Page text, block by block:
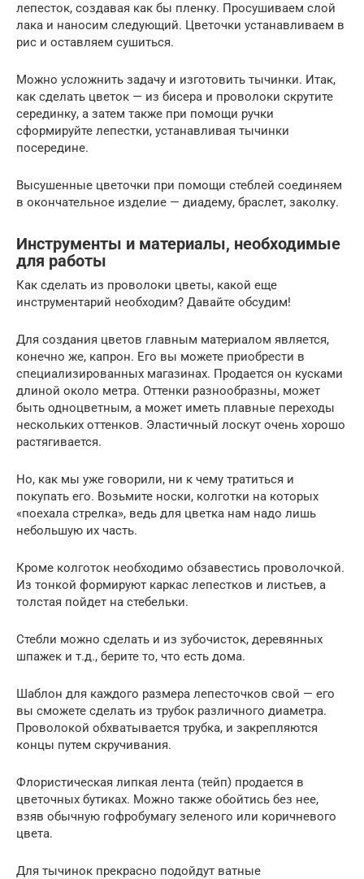
лепесток, создавая как бы пленку. Просушиваем слой
лака и наносим следующий. Цветочки устанавливаем в
рис и оставляем сушиться.
Можно усложнить задачу и изготовить тычинки. Итак,
как сделать цветок — из бисера и проволоки скрутите
серединку, а затем также при помощи ручки
сформируйте лепестки, устанавливая тычинки
посередине.
Высушенные цветочки при помощи стеблей соединяем
в окончательное изделие — диадему, браслет, заколку.
Инструменты и материалы, необходимые
для работы
Как сделать из проволоки цветы, какой еще
инструментарий необходим? Давайте обсудим!
Для создания цветов главным материалом является,
конечно же, капрон. Его вы можете приобрести в
специализированных магазинах. Продается он кусками
длиной около метра. Оттенки разнообразны, может
быть одноцветным, а может иметь плавные переходы
нескольких оттенков. Эластичный лоскут очень хорошо
растягивается.
Но, как мы уже говорили, ни к чему тратиться и
покупать его. Возьмите носки, колготки на которых
«поехала стрелка», ведь для цветка нам надо лишь
небольшую их часть.
Кроме колготок необходимо обзавестись проволочкой.
Из тонкой формируют каркас лепестков и листьев, а
толстая пойдет на стебельки.
Стебли можно сделать и из зубочисток, деревянных
шпажек и т.д., берите то, что есть дома.
Шаблон для каждого размера лепесточков свой — его
вы сможете сделать из трубок различного диаметра.
Проволокой обхватывается трубка, и закрепляются
концы путем скручивания.
Флористическая липкая лента (тейп) продается в
цветочных бутиках. Можно также обойтись без нее,
взяв обычную гофробумагу зеленого или коричневого
цвета.
Для тычинок прекрасно подойдут ватные